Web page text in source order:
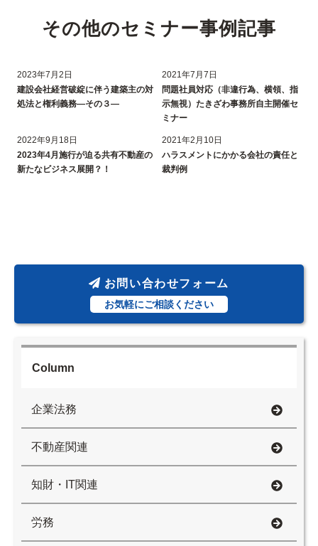
その他のセミナー事例記事
2023年7月2日
建設会社経営破綻に伴う建築主の対
処法と権利義務―その３―
2021年7月7日
問題社員対応（非違行為、横領、指
示無視）たきざわ事務所自主開催セ
ミナー
2022年9月18日
2023年4月施行が迫る共有不動産の
新たなビジネス展開？！
2021年2月10日
ハラスメントにかかる会社の責任と
裁判例
お問い合わせフォーム
お気軽にご相談ください
Column
企業法務
不動産関連
知財・IT関連
労務